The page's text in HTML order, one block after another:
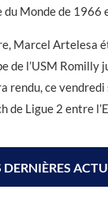
du Monde de 1966
Marcel Artelesa
de l’USM Romilly
rendu, ce vendredi
de Ligue 2 entre
DERNIÈRES